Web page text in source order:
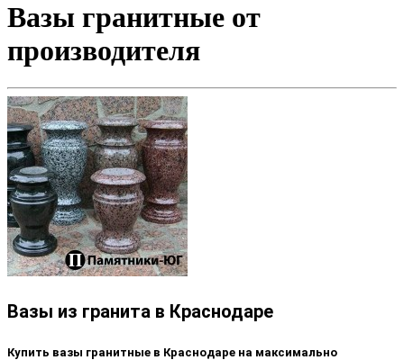
Вазы гранитные от
производителя
Вазы из гранита в Краснодаре
Купить вазы гранитные в Краснодаре на максимально